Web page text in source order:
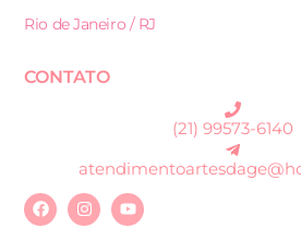
Rio de Janeiro / RJ
CONTATO
(21) 99573-6140